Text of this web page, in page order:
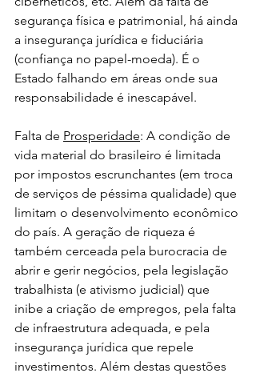
segurança física e patrimonial, há ainda
a insegurança jurídica e fiduciária
(confiança no papel-moeda). É o
Estado falhando em áreas onde sua
responsabilidade é inescapável.
Falta de Prosperidade: A condição de
vida material do brasileiro é limitada
por impostos escrunchantes (em troca
de serviços de péssima qualidade) que
limitam o desenvolvimento econômico
do país. A geração de riqueza é
também cerceada pela burocracia de
abrir e gerir negócios, pela legislação
trabalhista (e ativismo judicial) que
inibe a criação de empregos, pela falta
de infraestrutura adequada, e pela
insegurança jurídica que repele
investimentos. Além destas questões